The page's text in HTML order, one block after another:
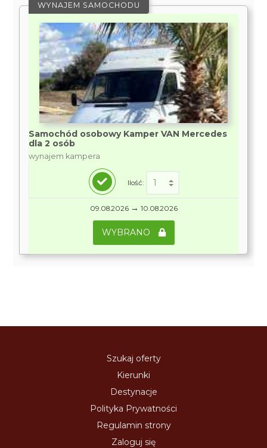
WYNAJEM SAMOCHODU
Samochód osobowy Kamper VAN Mercedes
dla 2 osób
wynajem kampera
Ilość:
09.08.2026 → 10.08.2026
WYBRANO
Szukaj oferty
Kierunki
Destynacje
Polityka Prywatności
Regulamin strony
Zaloguj się